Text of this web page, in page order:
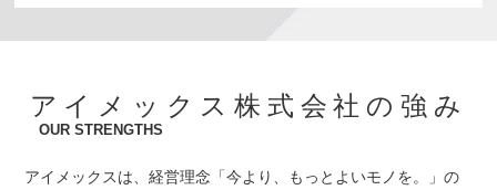
アイメックス株式会社の強み
OUR STRENGTHS
アイメックスは、経営理念「今より、もっとよいモノを。」の